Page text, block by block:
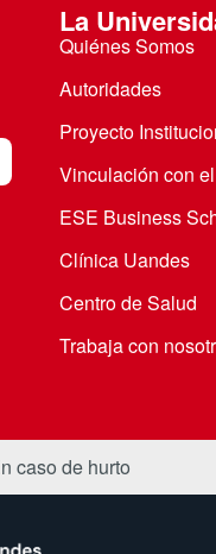
La
Quiénes Somos
Autoridades
Proyecto
Vinculación con
ESE Business
Clínica Uandes
Centro de Salud
Trabaja con
caso de hurto